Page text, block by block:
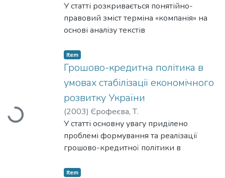
такі: звичка до рівності,
колективізм, неповага до закону,
конформізм, нехтування
обов'язками,
пасивність, абсентеїзм, відсутність
пріоритету національних орієнтирів
розвитку, типово радянські
стереотипи, корумпованість політичних
діячів і державних службовців.
У статті розкривається понятійно-
правовий зміст терміна «компанія» на
основі аналізу текстів
Союзу та України. Порушується питання
відповідності законодавства
України нормам Європейського
Співтовариства про компанії, зокрема
розглядається співвідношення
поняття «компанія» в українському
законодавстві та законодавстві ЄС.
Loading...
Item
Грошово-кредитна політика в
умовах стабілізації економічного
розвитку України
(2003) Єрофеєва, Т.
У статті основну увагу приділено
проблемі формування та реалізації
грошово-кредитної політики в
економіки. Грошово-кредитна політика
Item